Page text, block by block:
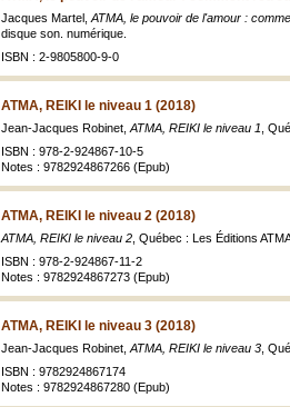
Jacques Martel, ATMA, le pouvoir de l'amour :
disque son. numérique.
ISBN : 2-9805800-9-0
ATMA, REIKI le niveau 1 (2018)
Jean-Jacques Robinet, ATMA, REIKI le niveau 1 ,
ISBN : 978-2-924867-10-5
Notes : 9782924867266 (Epub)
ATMA, REIKI le niveau 2 (2018)
ATMA, REIKI le niveau 2 , Québec : Les Éditions
ISBN : 978-2-924867-11-2
Notes : 9782924867273 (Epub)
ATMA, REIKI le niveau 3 (2018)
Jean-Jacques Robinet, ATMA, REIKI le niveau 3 ,
ISBN : 9782924867174
Notes : 9782924867280 (Epub)